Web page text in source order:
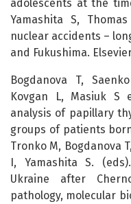
adolescents at the
Yamashita S,
nuclear accidents –
and Fukushima.
Bogdanova T,
Kovgan L, Masiuk S
analysis of papillary
groups of patients
Tronko M, Bogdanova
I, Yamashita S.
Ukraine after
pathology, molecular